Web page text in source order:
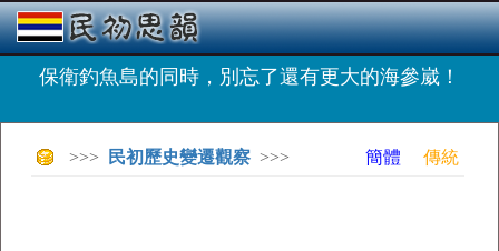
保衛釣魚島的同時，別忘了還有更大的海參崴！
>>> 民初歷史變遷觀察 >>> 簡體 傳統